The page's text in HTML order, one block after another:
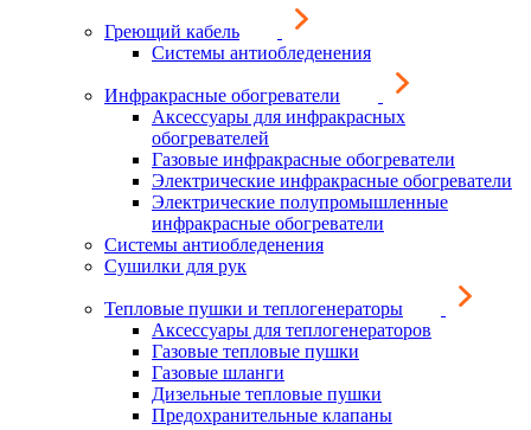
Греющий кабель
Системы антиобледенения
Инфракрасные обогреватели
Аксессуары для инфракрасных
обогревателей
Газовые инфракрасные обогреватели
Электрические инфракрасные обогреватели
Электрические полупромышленные
инфракрасные обогреватели
Системы антиобледенения
Сушилки для рук
Тепловые пушки и теплогенераторы
Аксессуары для теплогенераторов
Газовые тепловые пушки
Газовые шланги
Дизельные тепловые пушки
Предохранительные клапаны